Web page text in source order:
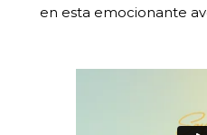
en esta emocionante